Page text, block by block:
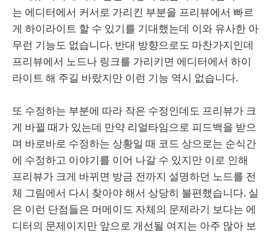
는 에디터에서 커서로 가리킨 부분을 프리뷰에서 빠르
게 하이라이트 할 수 있기를 기대했는데 이와 유사한 아
무런 기능도 없습니다. 반대 방향으로도 마찬가지인데
프리뷰에서 노드나 링크를 가리키면 에디터에서 하이
라이트 해 주길 바랐지만 이런 기능 역시 없습니다.
또 수정하는 부분에 따라 작은 수정인데도 프리뷰가 크
게 바뀔 때가 있는데 만약 리얼타임으로 피드백을 받으
며 바로바로 수정하는 상황일 때 코드 상으로는 순식간
에 수정하고 이야기를 이어 나갈 수 있지만 이로 인해
프리뷰가 크게 바뀌면 방금 전까지 설명하던 노드를 전
체 그림에서 다시 찾아야 해서 상당히 불편했습니다. 실
은 이런 단점들은 머메이드 자체의 문제라기 보다는 에
디터의 문제이지만 앞으로 개선될 여지는 아주 많아 보